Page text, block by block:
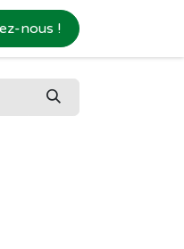
nous !